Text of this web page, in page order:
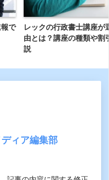
で
レックの行政書士講座が
由とは？講座の種類や割
説
ィア編集部